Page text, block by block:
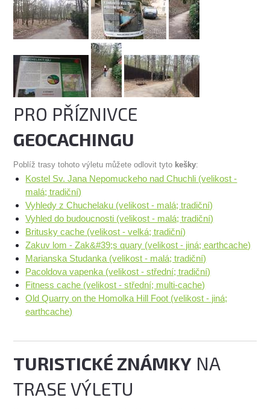
PRO PŘÍZNIVCE
GEOCACHINGU
Poblíž trasy tohoto výletu můžete odlovit tyto kešky:
Kostel Sv. Jana Nepomuckeho nad Chuchli (velikost -
malá; tradiční)
Vyhledy z Chuchelaku (velikost - malá; tradiční)
Vyhled do budoucnosti (velikost - malá; tradiční)
Britusky cache (velikost - velká; tradiční)
Zakuv lom - Zak&#39;s quary (velikost - jiná; earthcache)
Marianska Studanka (velikost - malá; tradiční)
Pacoldova vapenka (velikost - střední; tradiční)
Fitness cache (velikost - střední; multi-cache)
Old Quarry on the Homolka Hill Foot (velikost - jiná;
earthcache)
TURISTICKÉ ZNÁMKY NA
TRASE VÝLETU